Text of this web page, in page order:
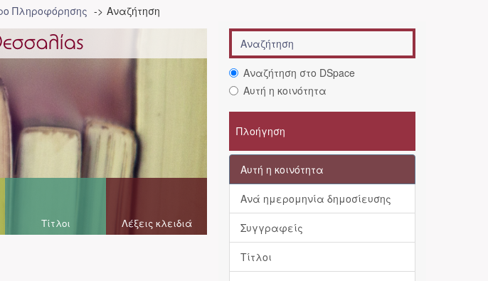
Πληροφόρησης Αναζήτηση
Τίτλοι Λέξεις κλειδιά
Αναζήτηση στο DSpace
Αυτή η κοινότητα
Πλοήγηση
Αυτή η κοινότητα
Ανά ημερομηνία δημοσίευσης
Συγγραφείς
Τίτλοι